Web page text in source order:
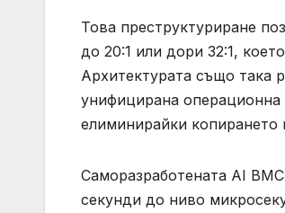
Това преструктуриране
до 20:1 или дори 32:1,
Архитектурата също така
унифицирана операционна
елиминирайки
Саморазработената AI
секунди до ниво